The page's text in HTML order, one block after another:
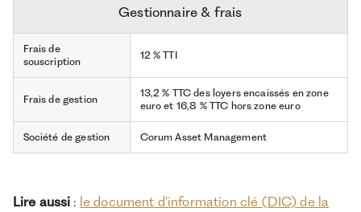
Gestionnaire & frais
Frais de
souscription
12 % TTI
Frais de gestion
13,2 % TTC des loyers encaissés en zone
euro et 16,8 % TTC hors zone euro
Société de gestion Corum Asset Management
Lire aussi : le document d’information clé (DIC) de la